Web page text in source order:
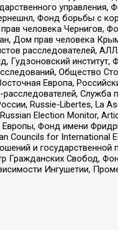
управления,
Фонд борьбы с
человека Чернигов,
Дом прав человека
расследователей,
Гудзоновский институт,
Общество
Европа,
Служба
Russie-Libertes, La
Election Monitor,
Фонд имени
Councils for International
и государственной
Гражданских Свобод,
Ингушетии,